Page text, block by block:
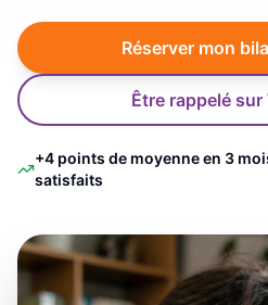
Réserver mon
Être rappelé
+4 points de moyenne en 3
satisfaits